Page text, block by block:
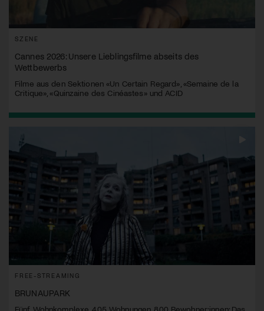
SZENE
Cannes 2026: Unsere Lieblingsfilme abseits des
Wettbewerbs
Filme aus den Sektionen «Un Certain Regard», «Semaine de la
Critique», «Quinzaine des Cinéastes» und ACID
FREE-STREAMING
BRUNAUPARK
Fünf Wohnkomplexe, 405 Wohnungen, 800 Bewohner:innen: Das